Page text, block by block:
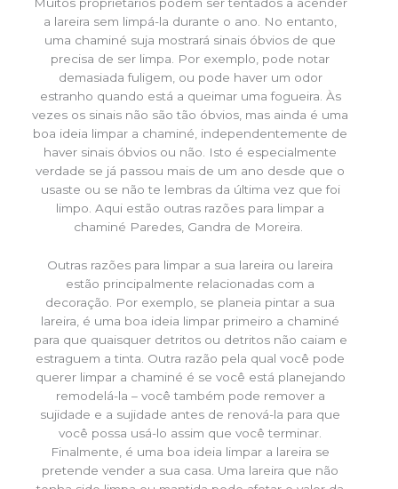
Muitos proprietários podem ser tentados a acender
a lareira sem limpá-la durante o ano. No entanto,
uma chaminé suja mostrará sinais óbvios de que
precisa de ser limpa. Por exemplo, pode notar
demasiada fuligem, ou pode haver um odor
estranho quando está a queimar uma fogueira. Às
vezes os sinais não são tão óbvios, mas ainda é uma
boa ideia limpar a chaminé, independentemente de
haver sinais óbvios ou não. Isto é especialmente
verdade se já passou mais de um ano desde que o
usaste ou se não te lembras da última vez que foi
limpo. Aqui estão outras razões para limpar a
chaminé Paredes, Gandra de Moreira.
Outras razões para limpar a sua lareira ou lareira
estão principalmente relacionadas com a
decoração. Por exemplo, se planeia pintar a sua
lareira, é uma boa ideia limpar primeiro a chaminé
para que quaisquer detritos ou detritos não caiam e
estraguem a tinta. Outra razão pela qual você pode
querer limpar a chaminé é se você está planejando
remodelá-la – você também pode remover a
sujidade e a sujidade antes de renová-la para que
você possa usá-lo assim que você terminar.
Finalmente, é uma boa ideia limpar a lareira se
pretende vender a sua casa. Uma lareira que não